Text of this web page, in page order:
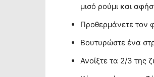
μισό ρούμι και
Προθερμάνετε τον
Βουτυρώστε ένα
Ανοίξτε τα 2/3 της